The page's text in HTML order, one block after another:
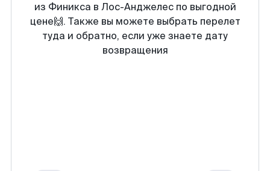
из Финикса в Лос-Анджелес по выгодной
цене🙌. Также вы можете выбрать перелет
туда и обратно, если уже знаете дату
возвращения